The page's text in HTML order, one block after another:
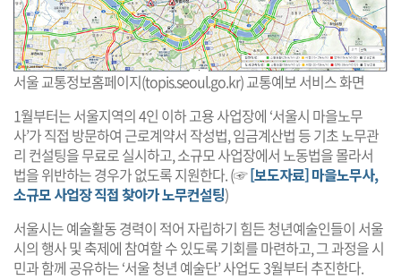
서울 교통정보홈페이지(topis.seoul.go.kr) 교통예보 서비스 화면
1월부터는 서울지역의 4인 이하 고용 사업장에 ‘서울시 마을노무
사’가 직접 방문하여 근로계약서 작성법, 임금계산법 등 기초 노무관
리 컨설팅을 무료로 실시하고, 소규모 사업장에서 노동법을 몰라서
법을 위반하는 경우가 없도록 지원한다. (☞[보도자료] 마을노무사,
소규모 사업장 직접 찾아가 노무컨설팅)
서울시는 예술활동 경력이 적어 자립하기 힘든 청년예술인들이 서울
시의 행사 및 축제에 참여할 수 있도록 기회를 마련하고, 그 과정을 시
민과 함께 공유하는 ‘서울 청년 예술단’ 사업도 3월부터 추진한다.